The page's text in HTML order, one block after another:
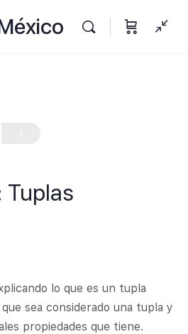
Tuplas
lo que es un tupla
sea considerado una tupla y
propiedades que tiene.